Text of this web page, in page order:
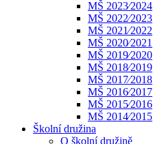
MŠ 2023⁄2024
MŠ 2022⁄2023
MŠ 2021⁄2022
MŠ 2020⁄2021
MŠ 2019⁄2020
MŠ 2018⁄2019
MŠ 2017⁄2018
MŠ 2016⁄2017
MŠ 2015⁄2016
MŠ 2014⁄2015
Školní družina
O školní družině